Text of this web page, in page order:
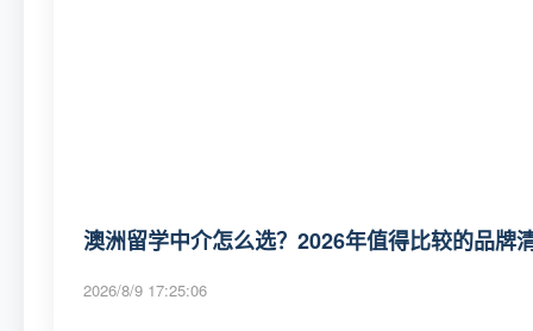
澳洲留学中介怎么选？2026年值得比较的品牌
2026/8/9 17:25:06